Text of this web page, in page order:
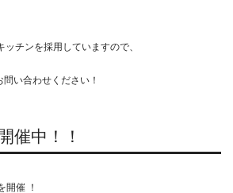
チンを採用していますので、
い合わせください！
催中！！
開催 ！